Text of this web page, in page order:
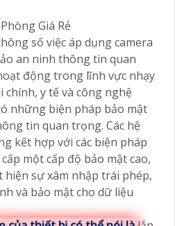
số việc áp dụng camera
an ninh thông tin quan
động trong lĩnh vực nhạy
y tế và công nghệ
những biện pháp bảo mật
tin quan trọng. Các hệ
kết hợp với các biện pháp
một cấp độ bảo mật cao,
hiện sự xâm nhập trái phép,
và bảo mật cho dữ liệu